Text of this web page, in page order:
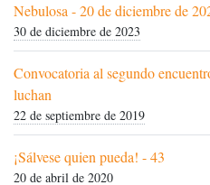
Nebulosa - 20 de diciembre de
30 de diciembre de 2023
Convocatoria al segundo
luchan
22 de septiembre de 2019
¡Sálvese quien pueda! - 43
20 de abril de 2020